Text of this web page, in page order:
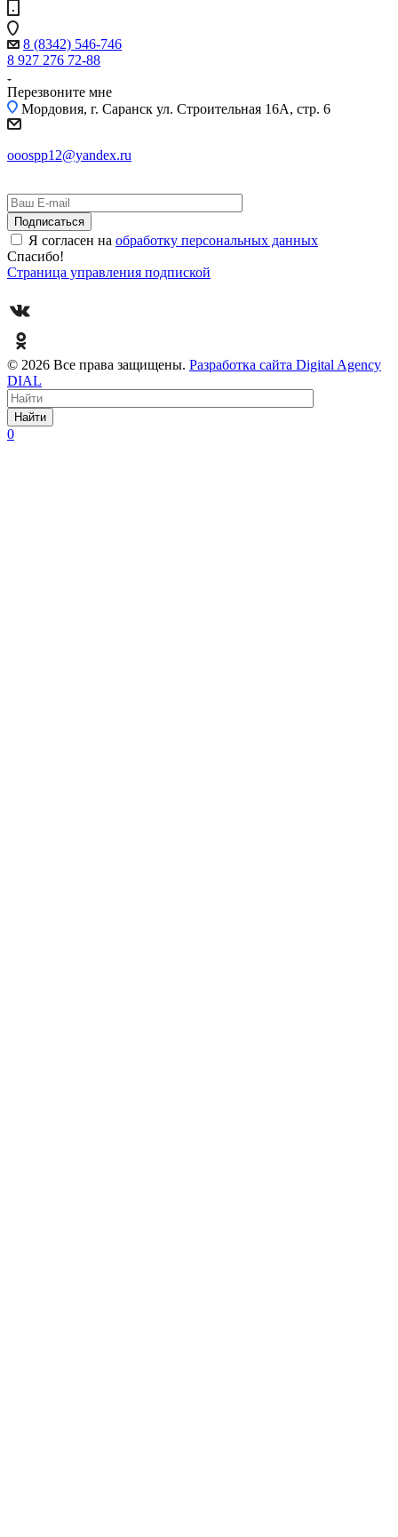
8 (8342) 546-746
8 927 276 72-88
Перезвоните мне
Мордовия, г. Саранск ул. Строительная 16A, стр. 6
ooospp12@yandex.ru
Я согласен на обработку персональных данных
Спасибо!
Страница управления подпиской
© 2026 Все права защищены. Разработка сайта Digital Agency
DIAL
Найти
0